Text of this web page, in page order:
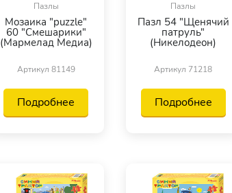
Пазлы
Мозаика "puzzle"
60 "Смешарики"
(Мармелад Медиа)
Артикул 81149
Подробнее
Пазлы
Пазл 54 "Щенячий
патруль"
(Никелодеон)
Артикул 71218
Подробнее